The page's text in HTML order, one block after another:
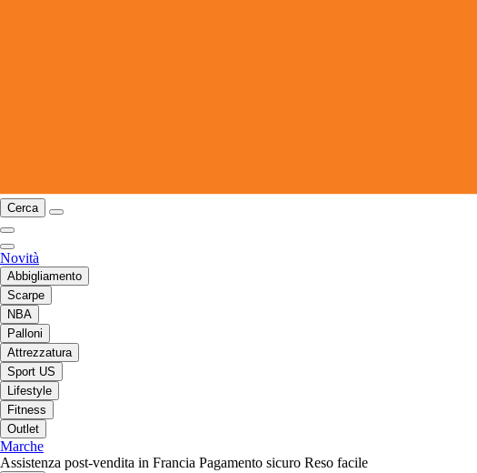
Cerca
Novità
Abbigliamento
Scarpe
NBA
Palloni
Attrezzatura
Sport US
Lifestyle
Fitness
Outlet
Marche
Assistenza post-vendita in Francia Pagamento sicuro Reso facile